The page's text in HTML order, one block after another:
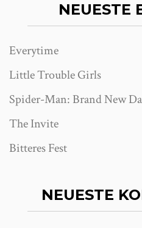
NEUESTE
Everytime
Little Trouble Girls
Spider-Man: Brand New
The Invite
Bitteres Fest
NEUESTE